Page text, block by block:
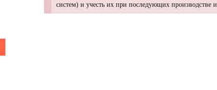
систем) и учесть их при последующих производстве